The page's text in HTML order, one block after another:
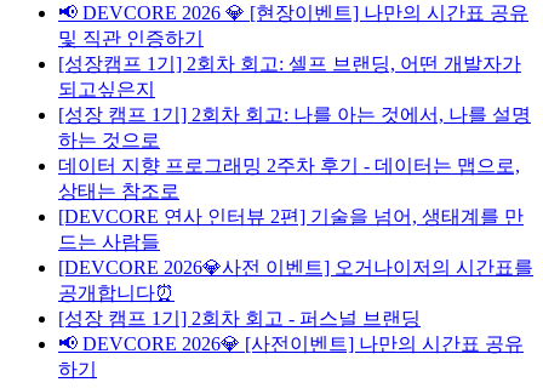
📢 DEVCORE 2026 💎 [현장이벤트] 나만의 시간표 공유
및 직관 인증하기
[성장캠프 1기] 2회차 회고: 셀프 브랜딩, 어떤 개발자가
되고싶은지
[성장 캠프 1기] 2회차 회고: 나를 아는 것에서, 나를 설명
하는 것으로
데이터 지향 프로그래밍 2주차 후기 - 데이터는 맵으로,
상태는 참조로
[DEVCORE 연사 인터뷰 2편] 기술을 넘어, 생태계를 만
드는 사람들
[DEVCORE 2026💎사전 이벤트] 오거나이저의 시간표를
공개합니다⏰
[성장 캠프 1기] 2회차 회고 - 퍼스널 브랜딩
📢 DEVCORE 2026💎 [사전이벤트] 나만의 시간표 공유
하기